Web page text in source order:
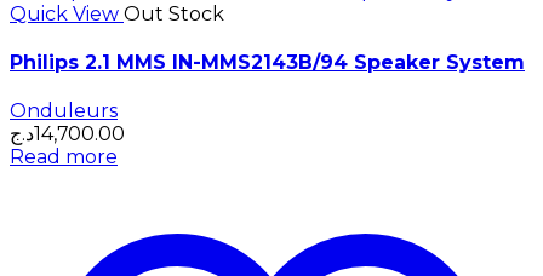
Quick View Out Stock
Philips 2.1 MMS IN-MMS2143B/94 Speaker System
Onduleurs
14,700.00د.ج
Read more